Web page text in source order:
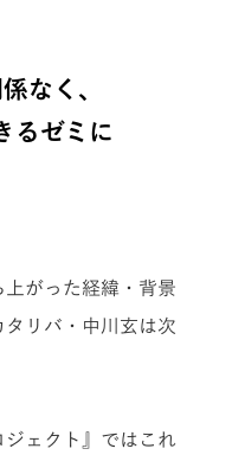
なく、
るゼミに
上がった経緯・背景
リバ・中川玄は次
ジェクト』ではこれ